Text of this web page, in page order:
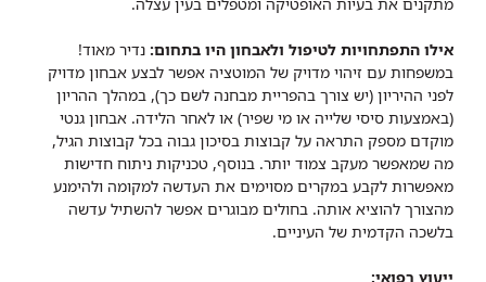
אילו התפתחויות לטיפול ולאבחון היו בתחום: נדיר מאוד!
במשפחות עם זיהוי מדויק של המוטציה אפשר לבצע אבחון מדויק
לפני ההיריון (יש צורך בהפריית מבחנה לשם כך), במהלך ההריון
(באמצעות סיסי שלייה או מי שפיר) או לאחר הלידה. אבחון גנטי
מוקדם מספק התראה על קבוצות בסיכון גבוה בכל קבוצות הגיל,
מה שמאפשר מעקב צמוד יותר. בנוסף, טכניקות ניתוח חדישות
מאפשרות לקבע במקרים מסוימים את העדשה למקומה ולהימנע
מהצורך להוציא אותה. בחולים מבוגרים אפשר להשתיל עדשה
בלשכה הקדמית של העיניים.
ייעוץ רפואי: